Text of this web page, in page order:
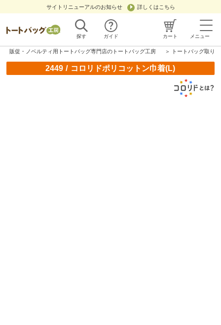
サイトリニューアルのお知らせ 詳しくはこちら
探す ガイド カート メニュー
販促・ノベルティ用トートバッグ専門店のトートバッグ工房 ＞ トートバッグ取り
2449 / コロリドポリコットン巾着(L)